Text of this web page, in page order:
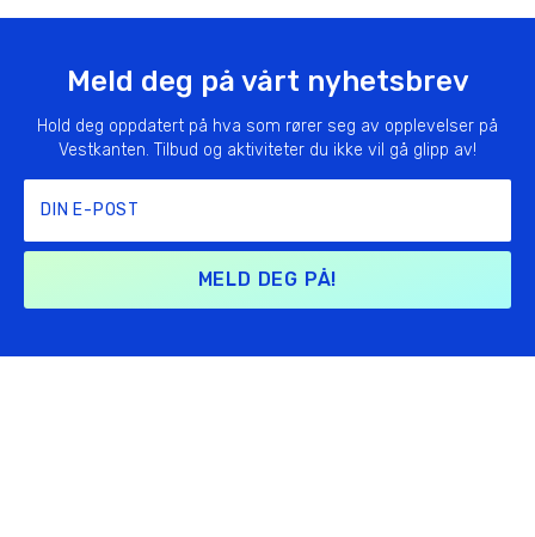
Meld deg på vårt nyhetsbrev
Hold deg oppdatert på hva som rører seg av opplevelser på
Vestkanten. Tilbud og aktiviteter du ikke vil gå glipp av!
MELD DEG PÅ!